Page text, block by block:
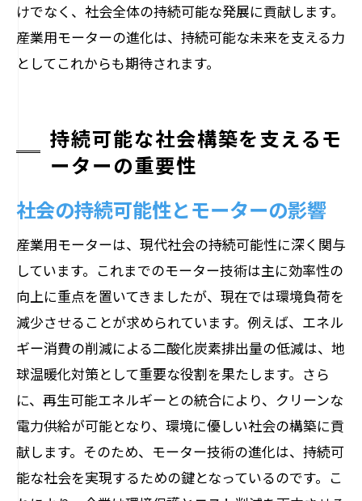
けでなく、社会全体の持続可能な発展に貢献します。
産業用モーターの進化は、持続可能な未来を支える力
としてこれからも期待されます。
持続可能な社会構築を支えるモ
ーターの重要性
社会の持続可能性とモーターの影響
産業用モーターは、現代社会の持続可能性に深く関与
しています。これまでのモーター技術は主に効率性の
向上に重点を置いてきましたが、現在では環境負荷を
減少させることが求められています。例えば、エネル
ギー消費の削減による二酸化炭素排出量の低減は、地
球温暖化対策として重要な役割を果たします。さら
に、再生可能エネルギーとの統合により、クリーンな
電力供給が可能となり、環境に優しい社会の構築に貢
献します。そのため、モーター技術の進化は、持続可
能な社会を実現するための鍵となっているのです。こ